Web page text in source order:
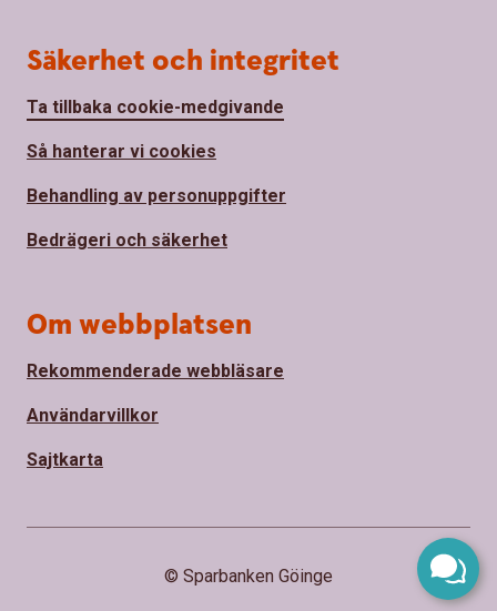
Säkerhet och integritet
Ta tillbaka cookie-medgivande
Så hanterar vi cookies
Behandling av personuppgifter
Bedrägeri och säkerhet
Om webbplatsen
Rekommenderade webbläsare
Användarvillkor
Sajtkarta
© Sparbanken Göinge